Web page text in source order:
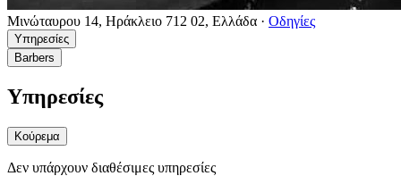
Μινώταυρου 14, Ηράκλειο 712 02, Ελλάδα · Οδηγίες
Υπηρεσίες
Barbers
Υπηρεσίες
Κούρεμα
Δεν υπάρχουν διαθέσιμες υπηρεσίες